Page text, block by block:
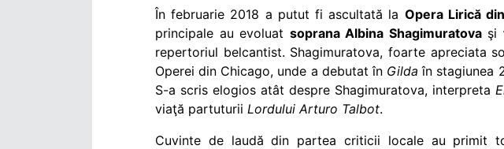
În februarie 2018 a putut fi ascultată la Opera Lirică
principale au evoluat soprana Albina Shagimuratovaşi
repertoriul belcantist. Shagimuratova, foarte apreciata
Operei din Chicago, unde a debutat în Gilda în stagiunea
S-a scris elogios atât despre Shagimuratova, interpreta
viaţă partuturii Lordului Arturo Talbot.
Cuvinte de laudă din partea criticii locale au primit